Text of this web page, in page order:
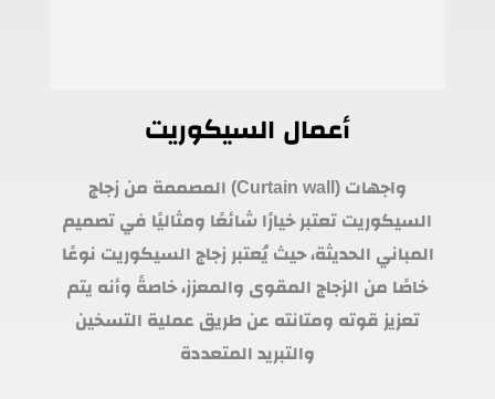
أعمال السيكوريت
واجهات (Curtain wall) المصممة من زجاج
السيكوريت تعتبر خيارًا شائعًا ومثاليًا في تصميم
المباني الحديثة، حيث يُعتبر زجاج السيكوريت نوعًا
خاصًا من الزجاج المقوى والمعزز، خاصةً وأنه يتم
تعزيز قوته ومتانته عن طريق عملية التسخين
والتبريد المتعددة